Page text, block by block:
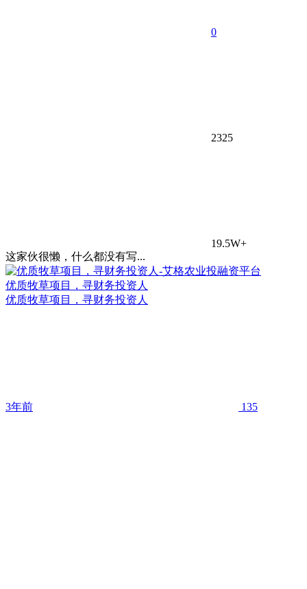
0
2325
19.5W+
这家伙很懒，什么都没有写...
优质牧草项目，寻财务投资人
优质牧草项目，寻财务投资人
3年前 135